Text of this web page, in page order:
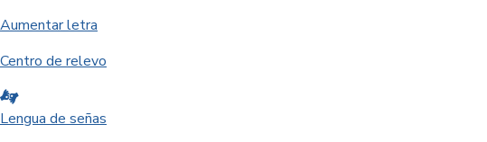
Aumentar letra
Centro de relevo
Lengua de señas